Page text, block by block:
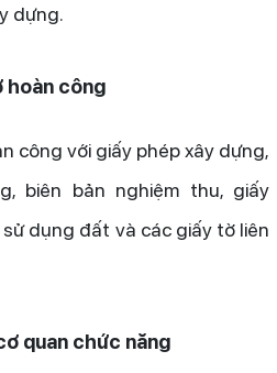
dựng.
hoàn công
công với giấy phép xây dựng,
biên bản nghiệm thu, giấy
dụng đất và các giấy tờ liên
quan chức năng